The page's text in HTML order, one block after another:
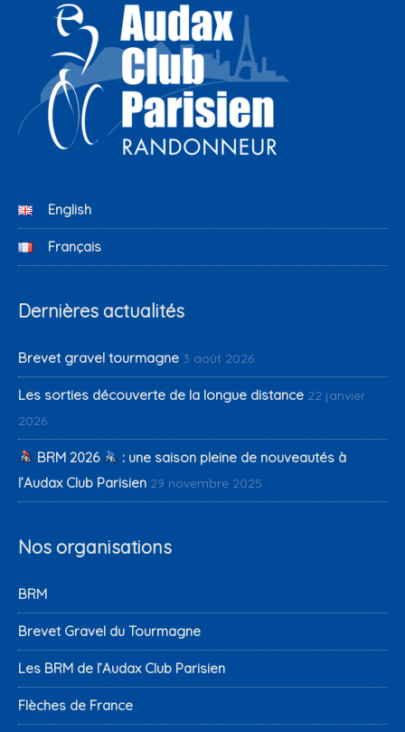
English
Français
Dernières actualités
Brevet gravel tourmagne 3 août 2026
Les sorties découverte de la longue distance 22 janvier
2026
BRM 2026
: une saison pleine de nouveautés à
l’Audax Club Parisien 29 novembre 2025
Nos organisations
BRM
Brevet Gravel du Tourmagne
Les BRM de l’Audax Club Parisien
Flèches de France